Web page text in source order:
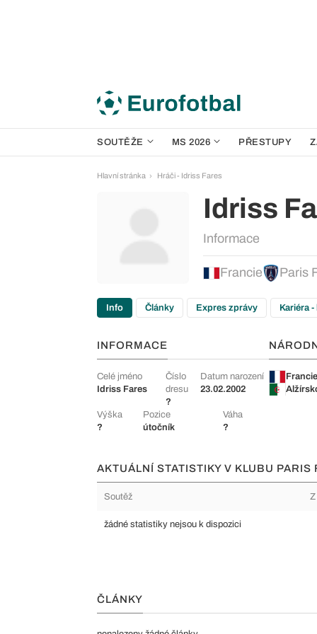
SOUTĚŽE MS 2026 PŘESTUPY
Hlavní stránka Hráči - Idriss Fares
Idriss
Informace
Francie Paris
Info Články Expres zprávy Kariéra
INFORMACE
Celé jméno
Idriss Fares
Číslo
dresu
?
Datum narození
23.02.2002
Výška
?
Pozice
útočník
Váha
?
Francie
AKTUÁLNÍ STATISTIKY V KLUBU PARIS
Soutěž Z
žádné statistiky nejsou k dispozici
ČLÁNKY